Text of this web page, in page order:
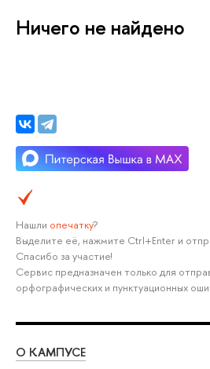
Ничего не найдено
Нашли опечатку?
Выделите её, нажмите Ctrl+Enter и
Спасибо за участие!
Сервис предназначен только для
орфографических и пунктуационных
О КАМПУСЕ